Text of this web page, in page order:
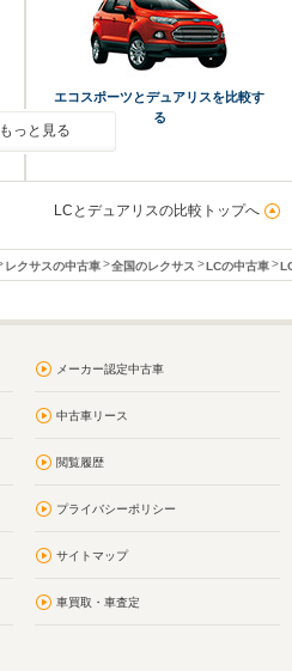
エコスポーツとデュアリスを比較す
る
もっと見る
LCとデュアリスの比較トップへ
レクサスの中古車 全国のレクサス LCの中古車
メーカー認定中古車
中古車リース
閲覧履歴
プライバシーポリシー
サイトマップ
車買取・車査定